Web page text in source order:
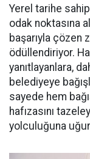
Yerel tarihe
odak noktasına
başarıyla çözen
ödüllendiriyor.
yanıtlayanlara,
belediyeye
sayede hem
hafızasını
yolculuğuna